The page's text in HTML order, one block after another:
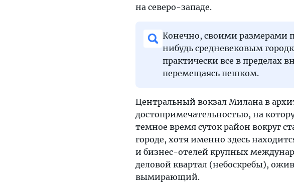
на северо-западе.
Конечно, своими размерами
нибудь средневековым
практически все в пределах
перемещаясь пешком.
Центральный вокзал Милана в
достопримечательностью, на
темное время суток район вокруг
городе, хотя именно здесь
и бизнес-отелей крупных
деловой квартал (небоскребы),
вымирающий.